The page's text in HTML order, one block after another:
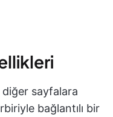
diğer sayfalara
bağlantılı bir